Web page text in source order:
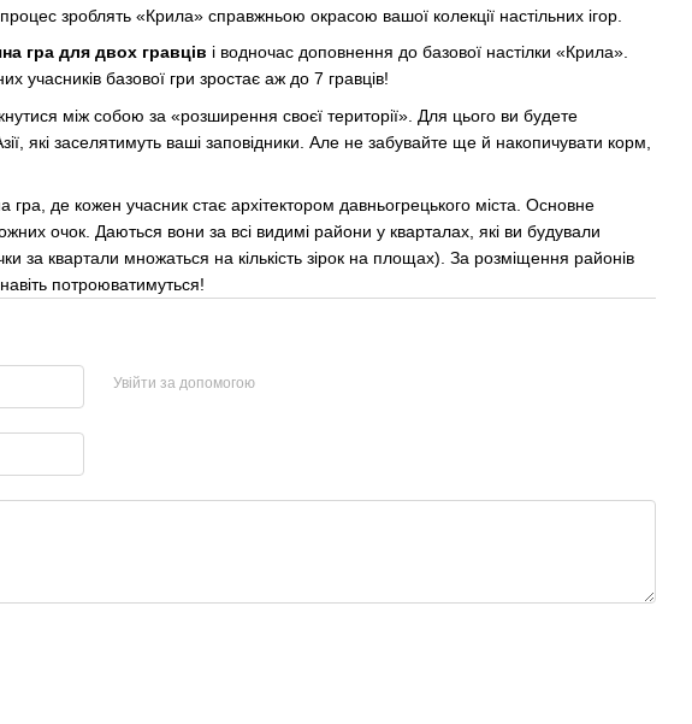
зроблять «Крила» справжньою окрасою вашої колекції настільних ігор.
гра для двох гравців і водночас доповнення до базової настілки «Крила».
учасників базової гри зростає аж до 7 гравців!
між собою за «розширення своєї території». Для цього ви будете
які заселятимуть ваші заповідники. Але не забувайте ще й накопичувати корм,
гра, де кожен учасник стає архітектором давньогрецького міста. Основне
очок. Даються вони за всі видимі райони у кварталах, які ви будували
за квартали множаться на кількість зірок на площах). За розміщення районів
потроюватимуться!
Увійти за допомогою